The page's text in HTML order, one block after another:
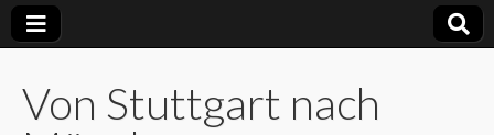
Von Stuttgart nach